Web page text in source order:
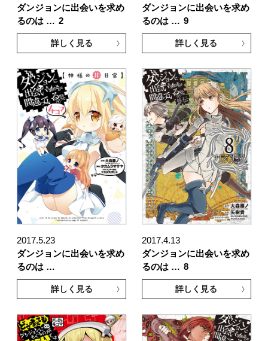
ダンジョンに出会いを求め
るのは … 2
詳しく見る
ダンジョンに出会いを求め
るのは … 9
詳しく見る
2017.5.23
ダンジョンに出会いを求め
るのは …
詳しく見る
2017.4.13
ダンジョンに出会いを求め
るのは … 8
詳しく見る